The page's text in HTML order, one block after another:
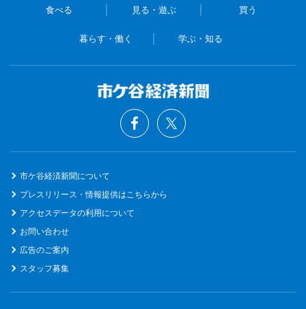
食べる 見る・遊ぶ 買う
暮らす・働く 学ぶ・知る
市ケ谷経済新聞について
プレスリリース・情報提供はこちらから
アクセスデータの利用について
お問い合わせ
広告のご案内
スタッフ募集